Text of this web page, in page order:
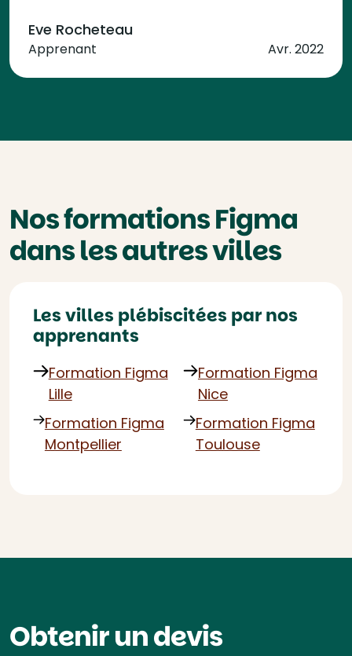
Eve Rocheteau
Apprenant Avr. 2022
Nos formations Figma
dans les autres villes
Les villes plébiscitées par nos
apprenants
Formation Figma
Lille
Formation Figma
Montpellier
Formation Figma
Nice
Formation Figma
Toulouse
Obtenir un devis